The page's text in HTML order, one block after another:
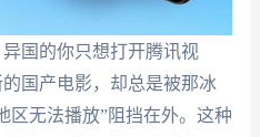
国的你只想打开腾讯视
国产电影，却总是被那冰
区无法播放”阻挡在外。这种